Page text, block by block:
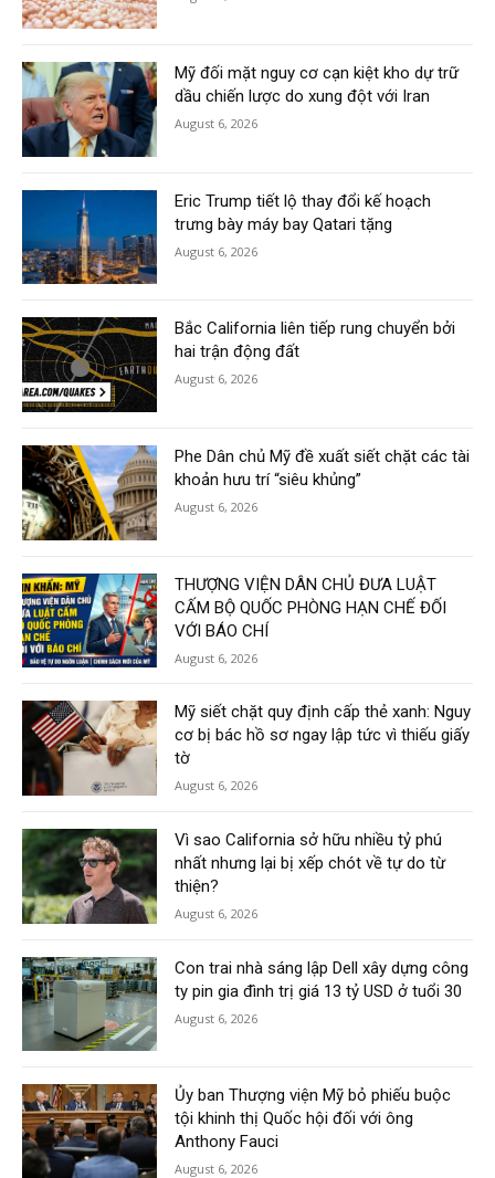
Mỹ đối mặt nguy cơ cạn kiệt kho dự trữ
dầu chiến lược do xung đột với Iran
August 6, 2026
Eric Trump tiết lộ thay đổi kế hoạch
trưng bày máy bay Qatari tặng
August 6, 2026
Bắc California liên tiếp rung chuyển bởi
hai trận động đất
August 6, 2026
Phe Dân chủ Mỹ đề xuất siết chặt các tài
khoản hưu trí “siêu khủng”
August 6, 2026
THƯỢNG VIỆN DÂN CHỦ ĐƯA LUẬT
CẤM BỘ QUỐC PHÒNG HẠN CHẾ ĐỐI
VỚI BÁO CHÍ
August 6, 2026
Mỹ siết chặt quy định cấp thẻ xanh: Nguy
cơ bị bác hồ sơ ngay lập tức vì thiếu giấy
tờ
August 6, 2026
Vì sao California sở hữu nhiều tỷ phú
nhất nhưng lại bị xếp chót về tự do từ
thiện?
August 6, 2026
Con trai nhà sáng lập Dell xây dựng công
ty pin gia đình trị giá 13 tỷ USD ở tuổi 30
August 6, 2026
Ủy ban Thượng viện Mỹ bỏ phiếu buộc
tội khinh thị Quốc hội đối với ông
Anthony Fauci
August 6, 2026